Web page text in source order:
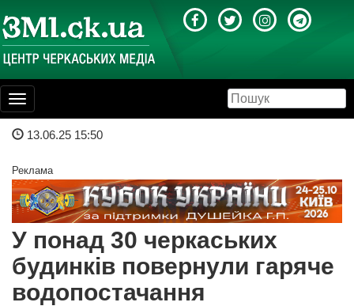
Toggle
navigation
13.06.25 15:50
Реклама
У понад 30 черкаських
будинків повернули гаряче
водопостачання